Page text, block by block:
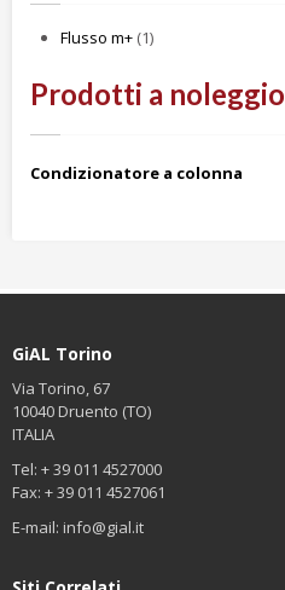
Flusso m+ (1)
Prodotti a noleggio
Condizionatore a colonna
GiAL Torino
Via Torino, 67
10040 Druento (TO)
ITALIA
Tel: + 39 011 4527000
Fax: + 39 011 4527061
E-mail: info@gial.it